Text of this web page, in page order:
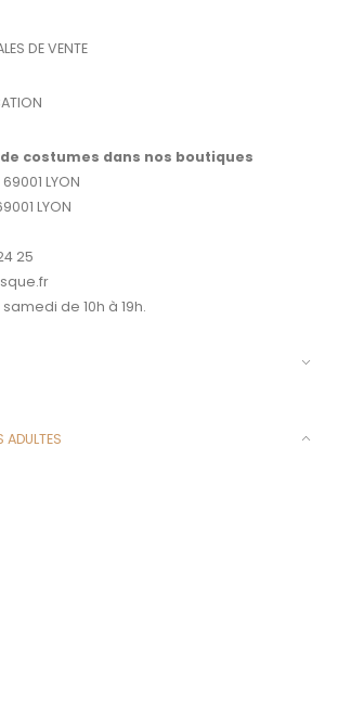
DE VENTE
costumes dans nos boutiques
LYON
LYON
25
de 10h à 19h.